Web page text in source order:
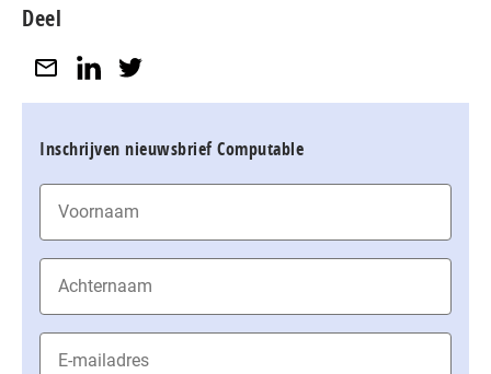
Deel
Inschrijven nieuwsbrief Computable